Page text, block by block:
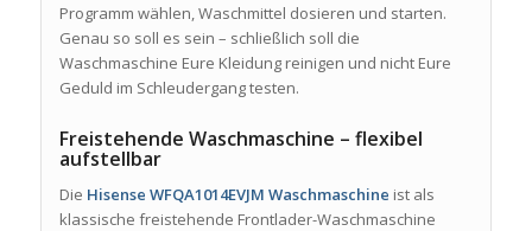
Programm wählen, Waschmittel dosieren und starten.
Genau so soll es sein – schließlich soll die
Waschmaschine Eure Kleidung reinigen und nicht Eure
Geduld im Schleudergang testen.
Freistehende Waschmaschine – flexibel
aufstellbar
Die Hisense WFQA1014EVJM Waschmaschine ist als
klassische freistehende Frontlader-Waschmaschine